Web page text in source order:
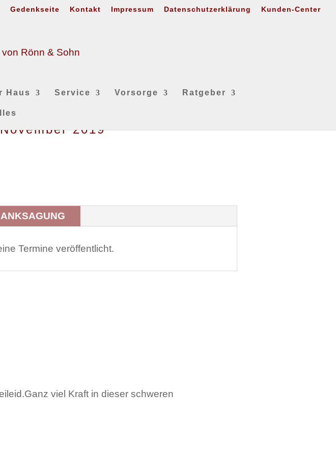
Gedenkseite Kontakt Impressum Datenschutzerklärung Kunden-Center
Haus Service Vorsorge Ratgeber
2019
Termine veröffentlicht.
viel Kraft in dieser schweren